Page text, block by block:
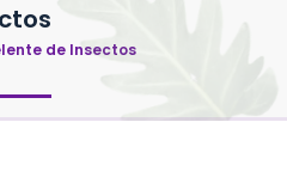
de Insectos